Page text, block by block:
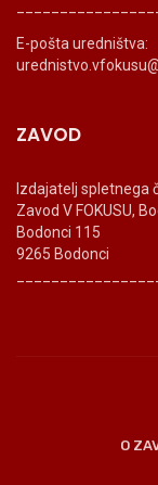
E-pošta uredništva:
ZAVOD
Izdajatelj spletnega
Zavod V FOKUSU,
Bodonci 115
9265 Bodonci
O